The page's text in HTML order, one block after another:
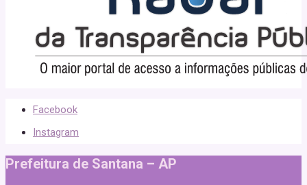
Facebook
Instagram
Prefeitura de Santana – AP